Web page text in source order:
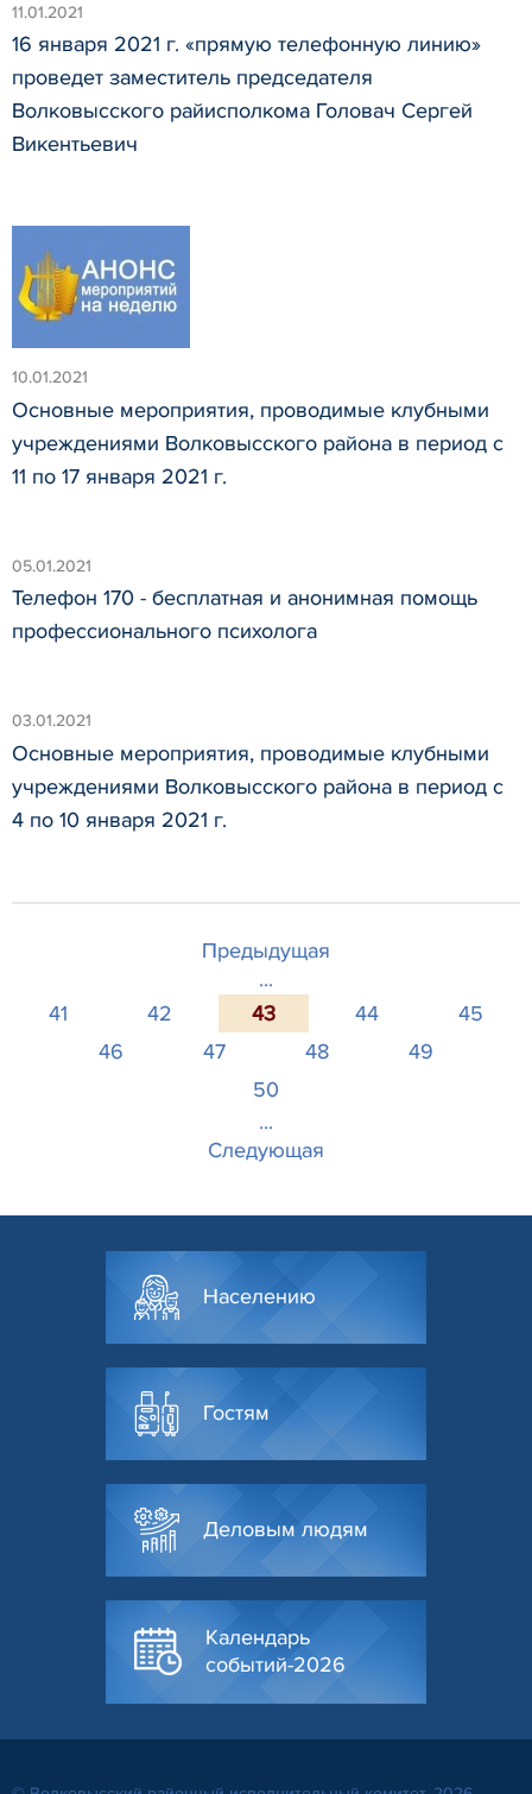
11.01.2021
16 января 2021 г. «прямую телефонную линию»
проведет заместитель председателя
Волковысского райисполкома Головач Сергей
Викентьевич
10.01.2021
Основные мероприятия, проводимые клубными
учреждениями Волковысского района в период с
11 по 17 января 2021 г.
05.01.2021
Телефон 170 - бесплатная и анонимная помощь
профессионального психолога
03.01.2021
Основные мероприятия, проводимые клубными
учреждениями Волковысского района в период с
4 по 10 января 2021 г.
Предыдущая
...
41
42 43 44
45
46
47 48
49
50
...
Следующая
Населению
Гостям
Деловым людям
Календарь
событий-2026